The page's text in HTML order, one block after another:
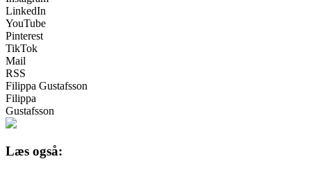
LinkedIn
YouTube
Pinterest
TikTok
Mail
RSS
Filippa Gustafsson
Filippa
Gustafsson
Læs også: